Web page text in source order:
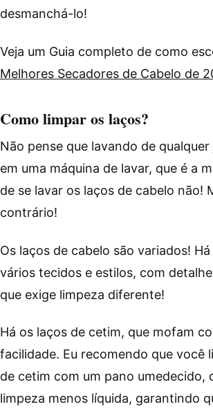
desmanchá-lo!
Veja um Guia completo de como
Melhores Secadores de Cabelo de
Como limpar os laços?
Não pense que lavando de
em uma máquina de lavar, que é a
de se lavar os laços de cabelo não!
contrário!
Os laços de cabelo são variados!
vários tecidos e estilos, com
que exige limpeza diferente!
Há os laços de cetim, que mofam
facilidade. Eu recomendo que você
de cetim com um pano umedecido,
limpeza menos líquida, garantindo